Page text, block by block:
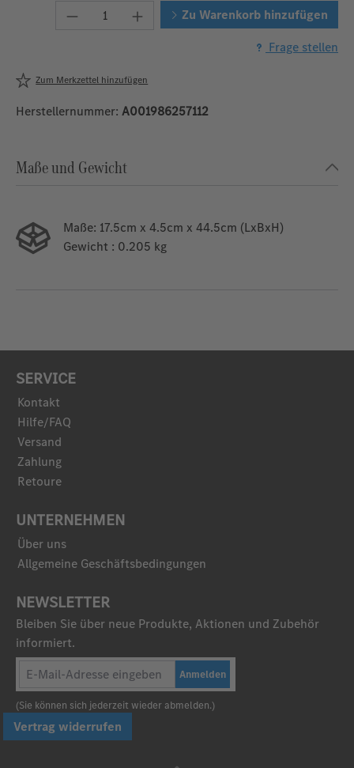
Produkt Anzahl: Gib denZu Warenkorb hinzufügen
Frage stellen
Zum Merkzettel hinzufügen
Herstellernummer: A001986257112
Maße und Gewicht
Maße: 17.5cm x 4.5cm x 44.5cm (LxBxH)
Gewicht : 0.205 kg
SERVICE
Kontakt
Hilfe/FAQ
Versand
Zahlung
Retoure
UNTERNEHMEN
Über uns
Allgemeine Geschäftsbedingungen
NEWSLETTER
Bleiben Sie über neue Produkte, Aktionen und Zubehör
informiert.
Anmelden
(Sie können sich jederzeit wieder abmelden.)
Vertrag widerrufen